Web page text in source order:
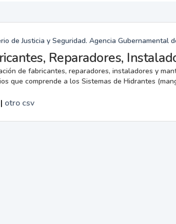
de Justicia y Seguridad. Agencia Gubernamental
de fabricantes, reparadores, instaladores y
que comprende a los Sistemas de Hidrantes
| otro csv